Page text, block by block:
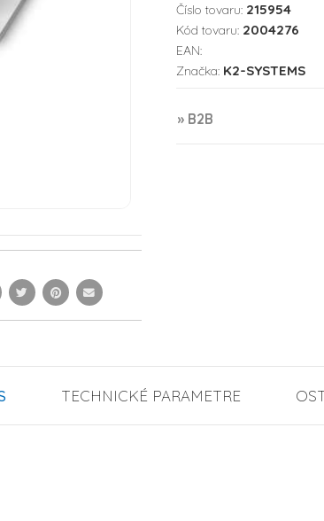
Číslo tovaru: 215954
Kód tovaru: 2004276
EAN:
Značka: K2-SYSTEMS
» B2B
TECHNICKÉ PARAMETRE